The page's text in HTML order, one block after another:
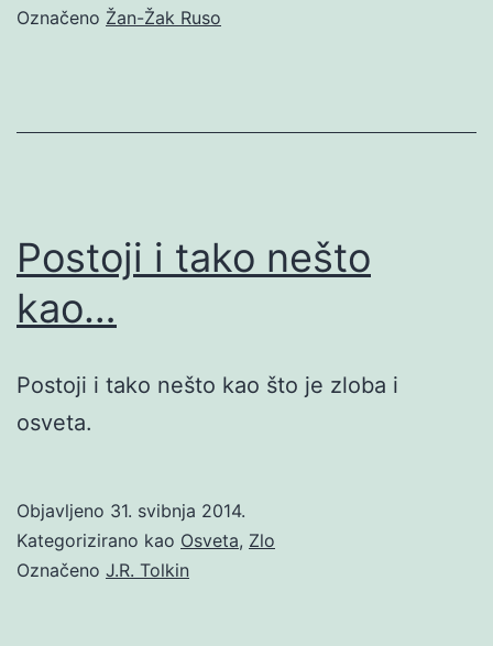
Označeno Žan-Žak Ruso
Postoji i tako nešto
kao…
Postoji i tako nešto kao što je zloba i
osveta.
Objavljeno 31. svibnja 2014.
Kategorizirano kao Osveta, Zlo
Označeno J.R. Tolkin